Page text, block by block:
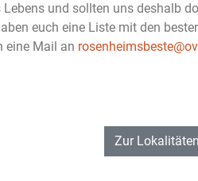
und sollten uns deshalb
euch eine Liste mit den
eine Mail an
Zur